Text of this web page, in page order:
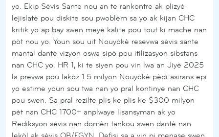
yo. Ekip Sèvis Sante nou an te rankontre ak plizyè
lejislatè pou diskite sou pwoblèm sa yo ak kijan CHC
kritik yo ap bay swen meyè kalite pou tout ki mache nan
pòt nou yo. Youn sou uit Nouyòkè resevwa sèvis sante
mantal dantè vizyon oswa sipò pou itilizasyon sibstans
nan CHC yo. HR 1, ki te siyen pou vin lwa an Jiyè 2025
la prevwa pou lakòz 1.5 milyon Nouyòkè pèdi asirans epi
yo estime youn sou twa nan yo pral kontinye nan CHC
pou swen. Sa pral rezilte plis ke plis ke $300 milyon
pèt nan CHC 1700+ anplwaye lisansyman ak yo
Rediksyon sèvis nan domèn tankou swen dantè nan